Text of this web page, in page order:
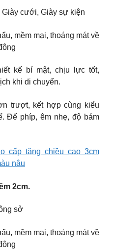
cưới, Giày sự kiện
mềm mại, thoáng mát về
kế bí mật, chịu lực tốt,
khi di chuyển.
trượt, kết hợp cùng kiểu
Đế phíp, êm nhẹ, độ bám
cấp tăng chiều cao 3cm
nâu
2cm.
sở
mềm mại, thoáng mát về